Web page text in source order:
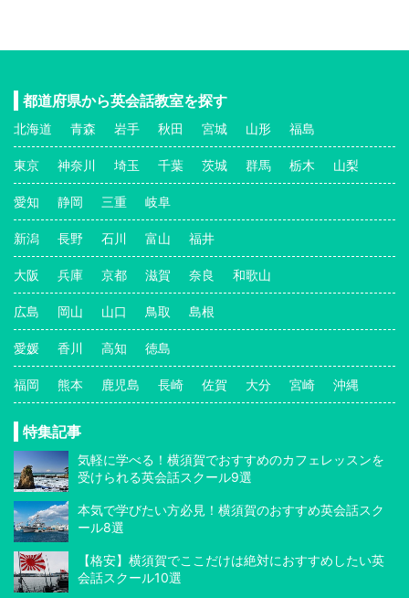
都道府県から英会話教室を探す
北海道 青森 岩手 秋田 宮城 山形 福島
東京 神奈川 埼玉 千葉 茨城 群馬 栃木 山梨
愛知 静岡 三重 岐阜
新潟 長野 石川 富山 福井
大阪 兵庫 京都 滋賀 奈良 和歌山
広島 岡山 山口 鳥取 島根
愛媛 香川 高知 徳島
福岡 熊本 鹿児島 長崎 佐賀 大分 宮崎 沖縄
特集記事
気軽に学べる！横須賀でおすすめのカフェレッスンを
受けられる英会話スクール9選
本気で学びたい方必見！横須賀のおすすめ英会話スク
ール8選
【格安】横須賀でここだけは絶対におすすめしたい英
会話スクール10選